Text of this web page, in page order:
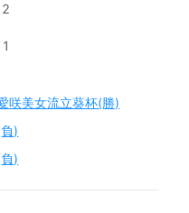
2
1
咲美女流立葵杯(勝)
)
)